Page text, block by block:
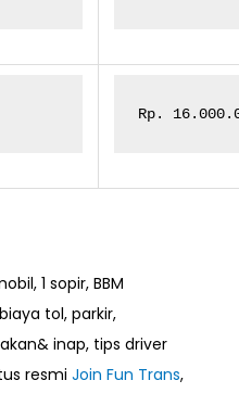
Rp.
1 sopir, BBM
tol, parkir,
inap, tips driver
resmi Join Fun Trans,